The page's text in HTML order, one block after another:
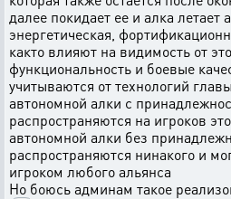
далее покидает ее и алка летает
энергетическая,
както влияют на видимость от
функциональность и боевые
учитываются от технологий
автономной алки с
распространяются на игроков
автономной алки без
распространяются нинакого и
игроком любого альянса
Но боюсь админам такое